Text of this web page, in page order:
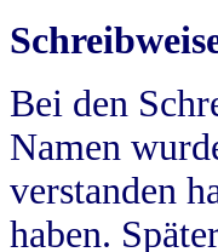
Bei den
Namen
verstanden
haben.